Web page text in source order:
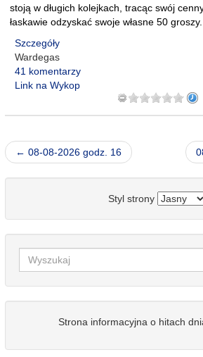
stoją w długich kolejkach, tracąc swój
łaskawie odzyskać swoje własne 50 groszy.
Szczegóły
Wardegas
41 komentarzy
Link na Wykop
← 08-08-2026 godz. 16
Styl strony
Strona informacyjna o hitach